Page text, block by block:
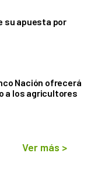
su apuesta por
Nación ofrecerá
a los agricultores
Ver más >